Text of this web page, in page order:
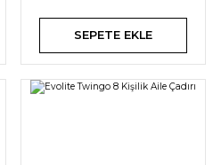
SEPETE EKLE